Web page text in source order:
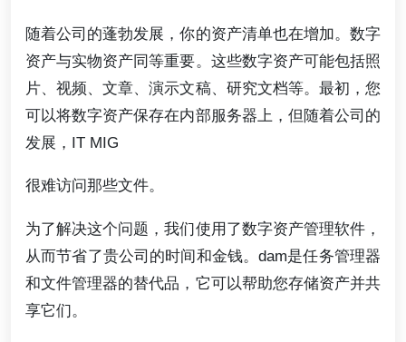
随着公司的蓬勃发展，你的资产清单也在增加。数字
资产与实物资产同等重要。这些数字资产可能包括照
片、视频、文章、演示文稿、研究文档等。最初，您
可以将数字资产保存在内部服务器上，但随着公司的
发展，IT MIG
很难访问那些文件。
为了解决这个问题，我们使用了数字资产管理软件，
从而节省了贵公司的时间和金钱。dam是任务管理器
和文件管理器的替代品，它可以帮助您存储资产并共
享它们。